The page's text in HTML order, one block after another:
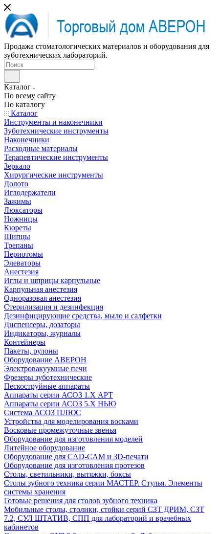
Продажа стоматологических материалов и оборудования для
зуботехнических лабораторий.
Каталог
По всему сайту
По каталогу
Каталог
Инструменты и наконечники
Зуботехнические инструменты
Наконечники
Расходные материалы
Терапевтические инструменты
Зеркало
Хирургические инструменты
Долото
Иглодержатели
Зажимы
Люксаторы
Ножницы
Кюреты
Шипцы
Трепаны
Периотомы
Элеваторы
Анестезия
Иглы и шприцы карпульные
Карпульная анестезия
Одноразовая анестезия
Стерилизация и дезинфекция
Дезинфицирующие средства, мыло и салфетки
Диспенсеры, дозаторы
Индикаторы, журналы
Контейнеры
Пакеты, рулоны
Оборудование АВЕРОН
Электровакуумные печи
Фрезеры зуботехнические
Пескоструйные аппараты
Аппараты серии АСОЗ 1.Х АРТ
Аппараты серии АСОЗ 5.Х НЬЮ
Система АСОЗ ПЛЮС
Устройства для моделирования восками
Восковые промежуточные звенья
Оборудование для изготовления моделей
Литейное оборудование
Оборудование для CAD-CAM и 3D-печати
Оборудование для изготовления протезов
Cтолы, светильники, вытяжки, боксы
Столы зубного техника серии МАСТЕР. Стулья. Элементы
системы хранения
Готовые решения для столов зубного техника
Мобильные столы, столики, стойки серий СЗТ ДРИМ, СЗТ
7.2, СУЛ ШТАТИВ, СПП для лабораторий и врачебных
кабинетов